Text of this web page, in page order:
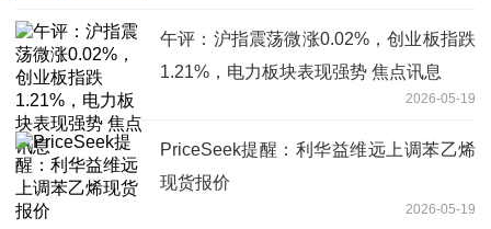
午评：沪指震荡微涨0.02%，创业板指跌
1.21%，电力板块表现强势 焦点讯息
2026-05-19
PriceSeek提醒：利华益维远上调苯乙烯
现货报价
2026-05-19